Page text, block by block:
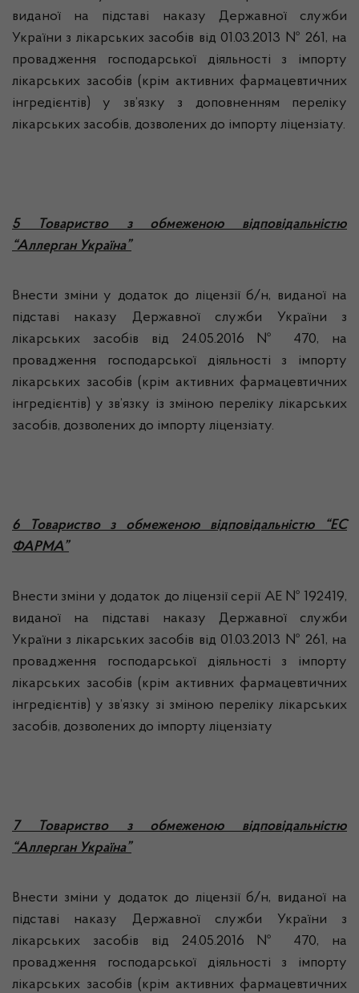
виданої на підставі наказу Державної служби
України з лікарських засобів від 01.03.2013 № 261, на
провадження господарської діяльності з імпорту
лікарських засобів (крім активних фармацевтичних
інгредієнтів) у зв’язку з доповненням переліку
лікарських засобів, дозволених до імпорту ліцензіату.
5 Товариство з обмеженою відповідальністю
“Аллерган Україна”
Внести зміни у додаток до ліцензії б/н, виданої на
підставі наказу Державної служби України з
лікарських засобів від 24.05.2016 № 470, на
провадження господарської діяльності з імпорту
лікарських засобів (крім активних фармацевтичних
інгредієнтів) у зв’язку із зміною переліку лікарських
засобів, дозволених до імпорту ліцензіату.
6 Товариство з обмеженою відповідальністю “ЕС
ФАРМА”
Внести зміни у додаток до ліцензії серії АЕ № 192419,
виданої на підставі наказу Державної служби
України з лікарських засобів від 01.03.2013 № 261, на
провадження господарської діяльності з імпорту
лікарських засобів (крім активних фармацевтичних
інгредієнтів) у зв’язку зі зміною переліку лікарських
засобів, дозволених до імпорту ліцензіату
7 Товариство з обмеженою відповідальністю
“Аллерган Україна”
Внести зміни у додаток до ліцензії б/н, виданої на
підставі наказу Державної служби України з
лікарських засобів від 24.05.2016 № 470, на
провадження господарської діяльності з імпорту
лікарських засобів (крім активних фармацевтичних